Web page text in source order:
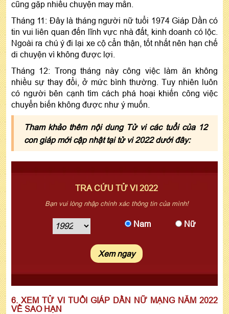
cũng gặp nhiều chuyện may mắn.
Tháng 11: Đây là tháng người nữ tuổi 1974 Giáp Dần có
tin vui liên quan đến lĩnh vực nhà đất, kinh doanh có lộc.
Ngoài ra chú ý đi lại xe cộ cẩn thận, tốt nhất nên hạn chế
di chuyện vì không được lợi.
Tháng 12: Trong tháng này công việc làm ăn không
nhiều sự thay đổi, ở mức bình thường. Tuy nhiên luôn
có người bên cạnh tìm cách phá hoại khiến công việc
chuyển biến không được như ý muốn.
Tham khảo thêm nội dung Tử vi các tuổi của 12
con giáp mới cập nhật tại tử vi 2022 dưới đây:
TRA CỨU TỬ VI 2022
Bạn vui lòng nhập chính xác thông tin của mình!
Nam Nữ
6. XEM TỬ VI TUỔI GIÁP DẦN NỮ MẠNG NĂM 2022
VỀ SAO HẠN